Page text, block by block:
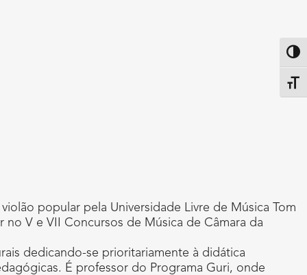
popular pela Universidade Livre de Música Tom
V e VII Concursos de Música de Câmara da
dedicando-se prioritariamente à didática
É professor do Programa Guri, onde